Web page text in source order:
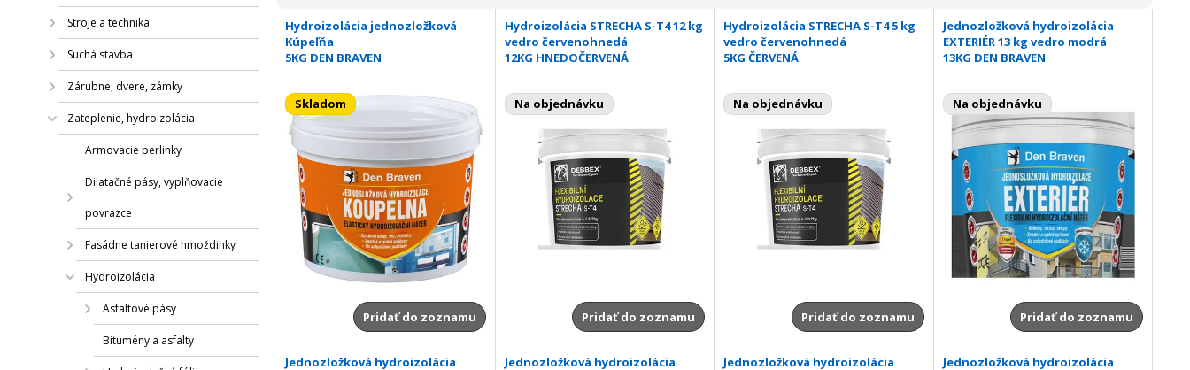
Stroje a technika
Suchá stavba
Zárubne, dvere, zámky
Zateplenie, hydroizolácia
Armovacie perlinky
Dilatačné pásy, vyplňovacie
povrazce
Fasádne tanierové hmoždinky
Hydroizolácia
Asfaltové pásy
Bitumény a asfalty
Hydroizolácia jednozložková
Kúpeľňa
5KG DEN BRAVEN
Skladom
Pridať do zoznamu
Hydroizolácia STRECHA S-T4 12 kg
vedro červenohnedá
12KG HNEDOČERVENÁ
Na objednávku
Pridať do zoznamu
Hydroizolácia STRECHA S-T4 5 kg
vedro červenohnedá
5KG ČERVENÁ
Na objednávku
Pridať do zoznamu
Jednozložková hydroizolácia
EXTERIÉR 13 kg vedro modrá
13KG DEN BRAVEN
Na objednávku
Pridať do zoznamu
Jednozložková hydroizolácia
Jednozložková hydroizolácia
Jednozložková hydroizolácia
Jednozložková hydroizolácia